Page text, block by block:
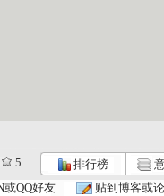
5 排行榜
或QQ好友 贴到博客或